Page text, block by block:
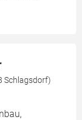
Schlagsdorf)